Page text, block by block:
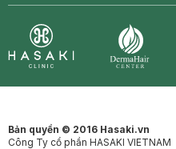
Bản quyền © 2016 Hasaki.vn
Công Ty cổ phần HASAKI VIETNAM